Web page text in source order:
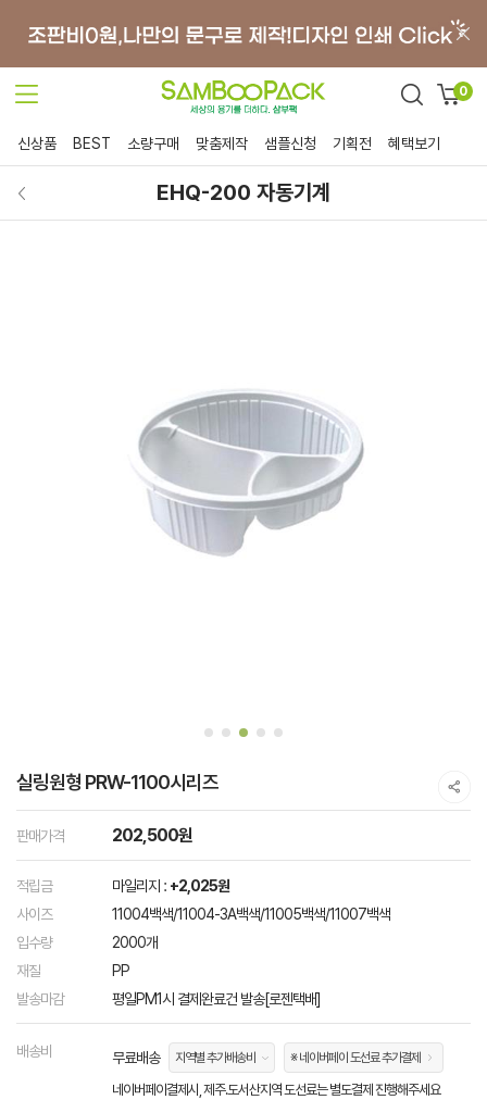
0
신상품 BEST 소량구매 맞춤제작 샘플신청 기획전 혜택보기
EHQ-200 자동기계
실링원형 PRW-1100시리즈
판매가격 202,500원
적립금 마일리지 : +2,025원
사이즈
11004백색/11004-3A백색/11005백색/11007백색
입수량
2000개
재질
PP
발송마감
평일PM1시 결제완료건 발송[로젠택배]
배송비 무료배송 지역별 추가배송비 ※ 네이버페이 도선료 추가결제
네이버페이결제시, 제주.도서산지역 도선료는 별도결제 진행해주세요